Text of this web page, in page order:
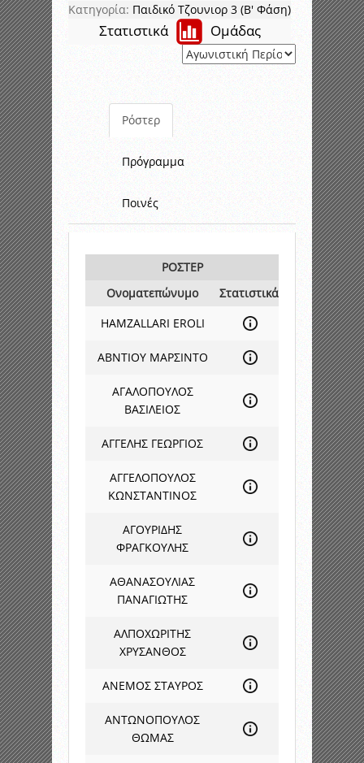
Κατηγορία: Παιδικό Τζουνιορ 3 (Β' Φάση)
Στατιστικά Ομάδας
Ρόστερ
Πρόγραμμα
Ποινές
ΡΟΣΤΕΡ
Ονοματεπώνυμο
Στατιστικά
HAMZALLARI EROLI
ΑΒΝΤΙΟΥ ΜΑΡΣΙΝΤΟ
ΑΓΑΛΟΠΟΥΛΟΣ
ΒΑΣΙΛΕΙΟΣ
ΑΓΓΕΛΗΣ ΓΕΩΡΓΙΟΣ
ΑΓΓΕΛΟΠΟΥΛΟΣ
ΚΩΝΣΤΑΝΤΙΝΟΣ
ΑΓΟΥΡΙΔΗΣ
ΦΡΑΓΚΟΥΛΗΣ
ΑΘΑΝΑΣΟΥΛΙΑΣ
ΠΑΝΑΓΙΩΤΗΣ
ΑΛΠΟΧΩΡΙΤΗΣ
ΧΡΥΣΑΝΘΟΣ
ΑΝΕΜΟΣ ΣΤΑΥΡΟΣ
ΑΝΤΩΝΟΠΟΥΛΟΣ
ΘΩΜΑΣ